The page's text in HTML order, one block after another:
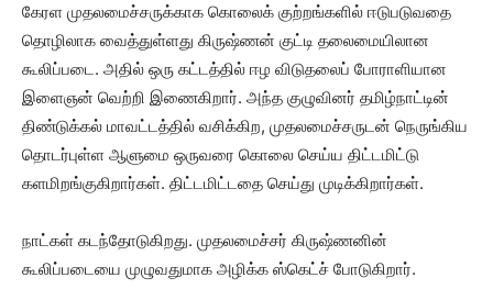
கேரள முதலமைச்சருக்காக கொலைக் குற்றங்களில் ஈடுபடுவதை
தொழிலாக வைத்துள்ளது கிருஷ்ணன் குட்டி தலைமையிலான
கூலிப்படை. அதில் ஒரு கட்டத்தில் ஈழ விடுதலைப் போராளியான
இளைஞன் வெற்றி இணைகிறார். அந்த குழுவினர் தமிழ்நாட்டின்
திண்டுக்கல் மாவட்டத்தில் வசிக்கிற, முதலமைச்சருடன் நெருங்கிய
தொடர்புள்ள ஆளுமை ஒருவரை கொலை செய்ய திட்டமிட்டு
களமிறங்குகிறார்கள். திட்டமிட்டதை செய்து முடிக்கிறார்கள்.
நாட்கள் கடந்தோடுகிறது. முதலமைச்சர் கிருஷ்ணனின்
கூலிப்படையை முழுவதுமாக அழிக்க ஸ்கெட்ச் போடுகிறார்.